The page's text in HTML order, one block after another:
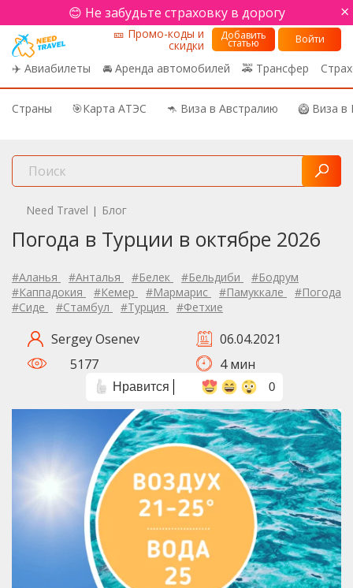
😊 Не забудьте страховку в дорогу ×
✈️ Авиабилеты 🚘 Аренда автомобилей 🚕 Трансфер
🎫 Промо-коды и
скидки
Добавить
статью Войти
Страны 🎯Карта АТЭС 🦘 Виза в Австралию 🥝 Виза
Need Travel | Блог
Погода в Турции в октябре 2026
#Аланья #Анталья #Белек #Бельдиби
#Бодрум
#Каппадокия
#Кемер #Мармарис #Памуккале
#Погода
#Сиде
#Стамбул #Турция #Фетхие
Sergey Osenev
06.04.2021
5177
4 мин
Нравится 0